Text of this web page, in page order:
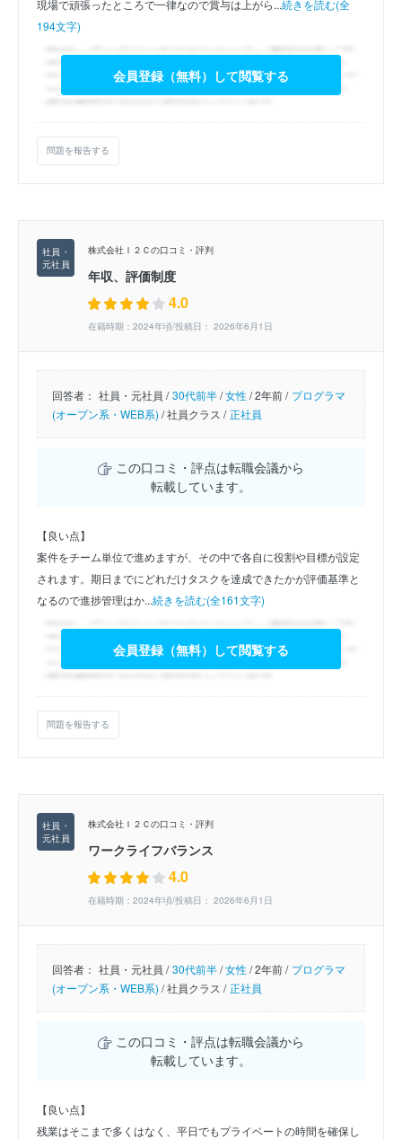
現場で頑張ったところで一律なので賞与は上がら...続きを読む(全
194文字)
会員登録（無料）して閲覧する
問題を報告する
株式会社Ｉ２Ｃの口コミ・評判
年収、評価制度
4.0
在籍時期：2024年頃/投稿日： 2026年6月1日
回答者： 社員・元社員 / 30代前半/女性/2年前 / プログラマ
(オープン系・WEB系) /社員クラス / 正社員
この口コミ・評点は転職会議から
転載しています。
【良い点】
案件をチーム単位で進めますが、その中で各自に役割や目標が設定
されます。期日までにどれだけタスクを達成できたかが評価基準と
なるので進捗管理はか...続きを読む(全161文字)
会員登録（無料）して閲覧する
問題を報告する
株式会社Ｉ２Ｃの口コミ・評判
ワークライフバランス
4.0
在籍時期：2024年頃/投稿日： 2026年6月1日
回答者： 社員・元社員 / 30代前半/女性/2年前 / プログラマ
(オープン系・WEB系) /社員クラス / 正社員
この口コミ・評点は転職会議から
転載しています。
【良い点】
残業はそこまで多くはなく、平日でもプライベートの時間を確保し